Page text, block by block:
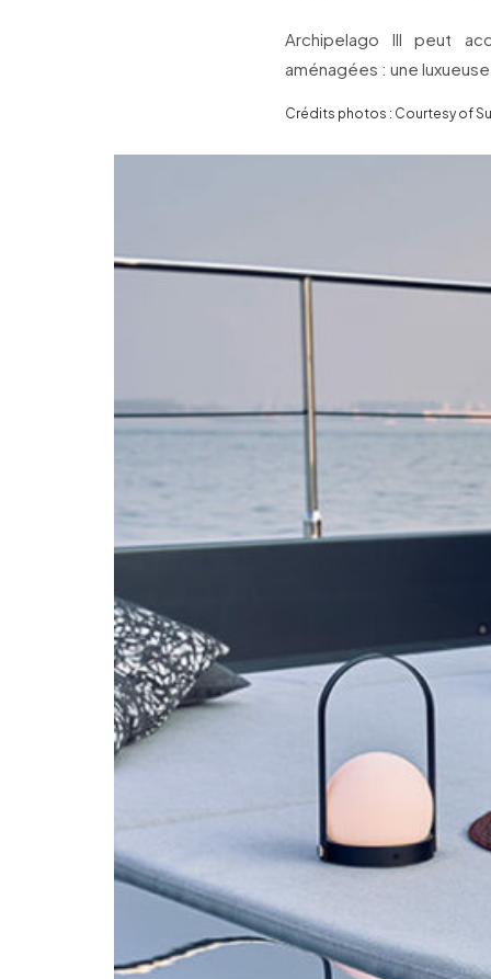
Archipelago III peut
aménagées : une
Crédits photos : Courtesy of